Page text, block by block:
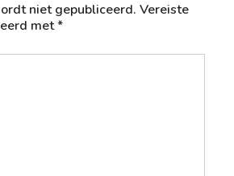
niet gepubliceerd. Vereiste
met*